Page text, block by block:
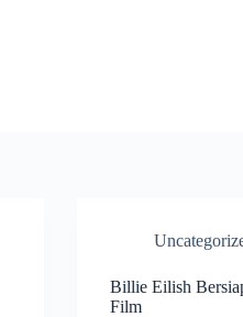
Billie Eilish
Film